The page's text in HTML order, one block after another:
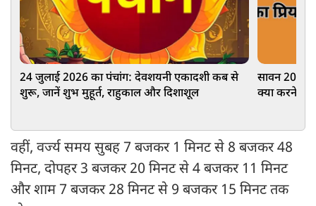
24 जुलाई 2026 का पंचांग: देवशयनी एकादशी कब से
शुरू, जानें शुभ मुहूर्त, राहुकाल और दिशाशूल
सावन 2026:
क्या करने से
वहीं, वर्ज्य समय सुबह 7 बजकर 1 मिनट से 8 बजकर 48
मिनट, दोपहर 3 बजकर 20 मिनट से 4 बजकर 11 मिनट
और शाम 7 बजकर 28 मिनट से 9 बजकर 15 मिनट तक